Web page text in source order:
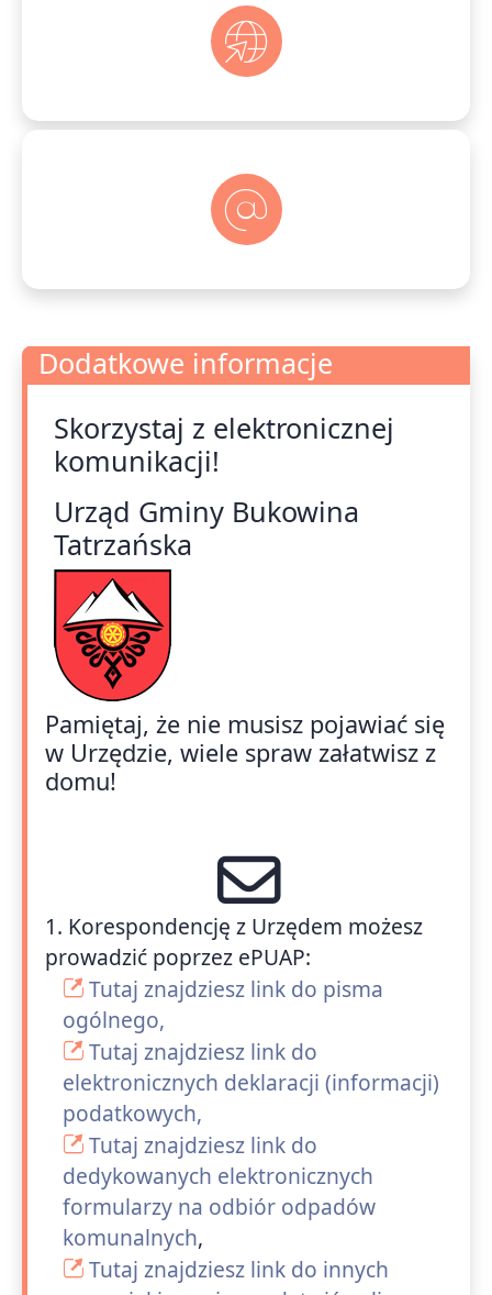
Dodatkowe informacje
Dodatkowe informacje
Skorzystaj z elektronicznej
komunikacji!
Urząd Gminy Bukowina
Tatrzańska
Pamiętaj, że nie musisz pojawiać się
w Urzędzie, wiele spraw załatwisz z
domu!
1. Korespondencję z Urzędem możesz
prowadzić poprzez ePUAP:
Tutaj znajdziesz link do pisma
ogólnego,
Tutaj znajdziesz link do
elektronicznych deklaracji (informacji)
podatkowych,
Tutaj znajdziesz link do
dedykowanych elektronicznych
formularzy na odbiór odpadów
komunalnych,
Tutaj znajdziesz link do innych